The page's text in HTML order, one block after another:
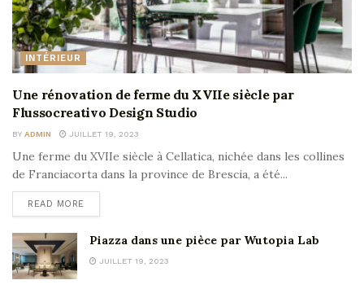
INTÉRIEUR
Une rénovation de ferme du XVIIe siècle par
Flussocreativo Design Studio
BY ADMIN JUILLET 19, 2023
Une ferme du XVIIe siècle à Cellatica, nichée dans les collines
de Franciacorta dans la province de Brescia, a été...
READ MORE
Piazza dans une pièce par Wutopia Lab
JUILLET 19, 2023